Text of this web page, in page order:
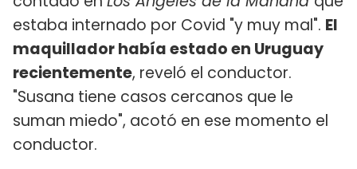
estaba internado por Covid "y muy mal". El
maquillador había estado en Uruguay
recientemente, reveló el conductor.
"Susana tiene casos cercanos que le
suman miedo", acotó en ese momento el
conductor.